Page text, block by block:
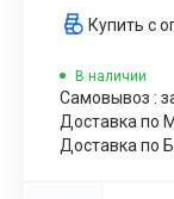
Купить с
В наличии
Самовывоз :
Доставка по
Доставка по